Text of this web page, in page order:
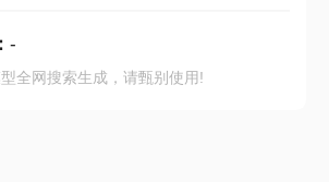
-
全网搜索生成，请甄别使用!